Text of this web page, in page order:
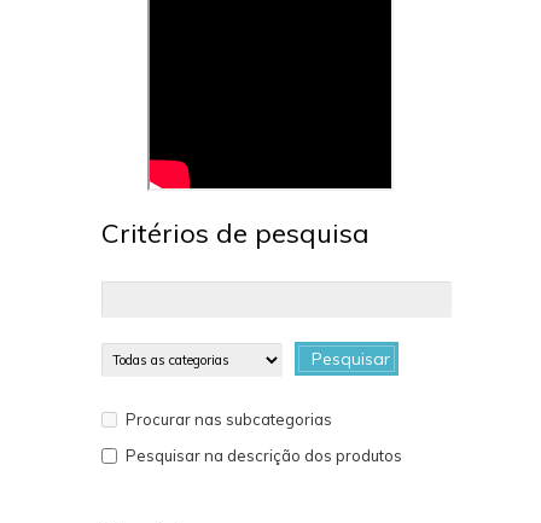
Critérios de pesquisa
Pesquisar
Procurar nas subcategorias
Pesquisar na descrição dos produtos